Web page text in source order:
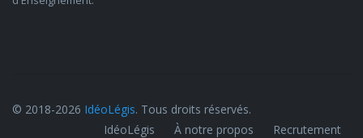
© 2018-2026 IdéoLégis. Tous droits réservés.
IdéoLégis
À notre propos Recrutement